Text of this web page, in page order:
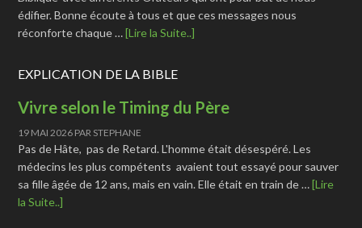
édifier. Bonne écoute à tous et que ces messages nous
réconforte chaque …[Lire la Suite..]
EXPLICATION DE LA BIBLE
Vivre selon le Timing du Père
19 MAI 2026 PAR STEPHANE
Pas de Hâte, pas de Retard. L'homme était désespéré. Les
médecins les plus compétents avaient tout essayé pour sauver
sa fille âgée de 12 ans, mais en vain. Elle était en train de …[Lire
la Suite..]